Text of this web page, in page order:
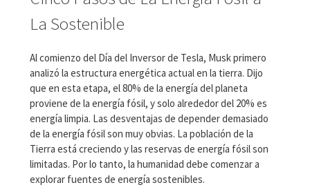
La Sostenible
Al comienzo del Día del Inversor de Tesla, Musk primero
analizó la estructura energética actual en la tierra. Dijo
que en esta etapa, el 80% de la energía del planeta
proviene de la energía fósil, y solo alrededor del 20% es
energía limpia. Las desventajas de depender demasiado
de la energía fósil son muy obvias. La población de la
Tierra está creciendo y las reservas de energía fósil son
limitadas. Por lo tanto, la humanidad debe comenzar a
explorar fuentes de energía sostenibles.